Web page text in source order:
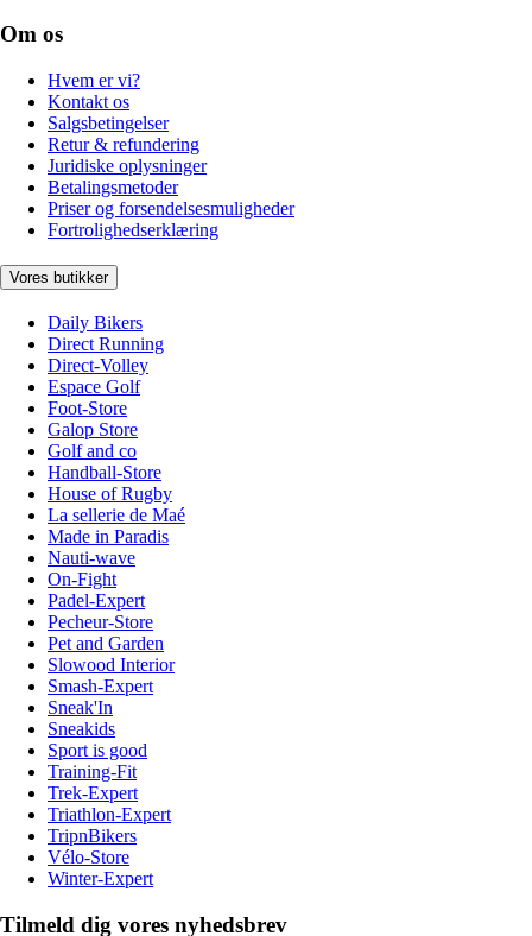
Om os
Hvem er vi?
Kontakt os
Salgsbetingelser
Retur & refundering
Juridiske oplysninger
Betalingsmetoder
Priser og forsendelsesmuligheder
Fortrolighedserklæring
Vores butikker
Daily Bikers
Direct Running
Direct-Volley
Espace Golf
Foot-Store
Galop Store
Golf and co
Handball-Store
House of Rugby
La sellerie de Maé
Made in Paradis
Nauti-wave
On-Fight
Padel-Expert
Pecheur-Store
Pet and Garden
Slowood Interior
Smash-Expert
Sneak'In
Sneakids
Sport is good
Training-Fit
Trek-Expert
Triathlon-Expert
TripnBikers
Vélo-Store
Winter-Expert
Tilmeld dig vores nyhedsbrev